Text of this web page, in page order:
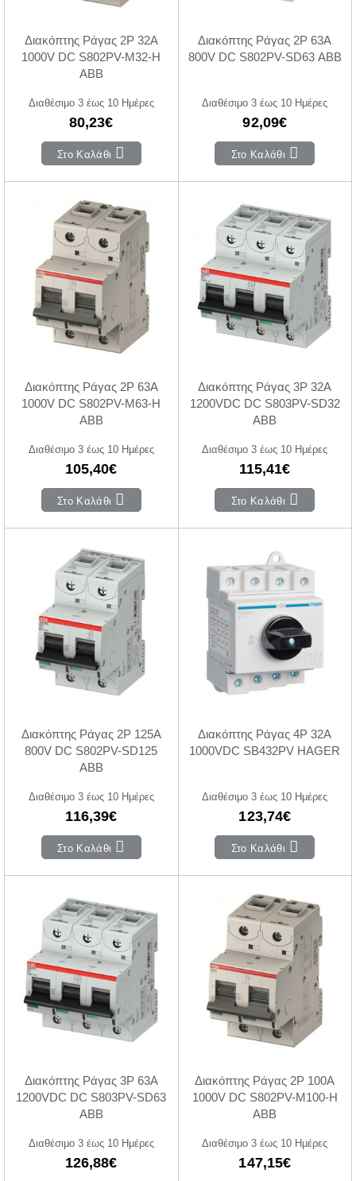
Διακόπτης Ράγας 2P 32A
1000V DC S802PV-M32-H
ABB
Διαθέσιμο 3 έως 10 Ημέρες
80,23€
Στο Καλάθι
Διακόπτης Ράγας 2P 63A
800V DC S802PV-SD63 ABB
Διαθέσιμο 3 έως 10 Ημέρες
92,09€
Στο Καλάθι
Διακόπτης Ράγας 2P 63A
1000V DC S802PV-M63-H
ABB
Διαθέσιμο 3 έως 10 Ημέρες
105,40€
Στο Καλάθι
Διακόπτης Ράγας 3P 32A
1200VDC DC S803PV-SD32
ABB
Διαθέσιμο 3 έως 10 Ημέρες
115,41€
Στο Καλάθι
Διακόπτης Ράγας 2P 125A
800V DC S802PV-SD125
ABB
Διαθέσιμο 3 έως 10 Ημέρες
116,39€
Στο Καλάθι
Διακόπτης Ράγας 4P 32Α
1000VDC SB432PV HAGER
Διαθέσιμο 3 έως 10 Ημέρες
123,74€
Στο Καλάθι
Διακόπτης Ράγας 3P 63A
1200VDC DC S803PV-SD63
ABB
Διαθέσιμο 3 έως 10 Ημέρες
126,88€
Διακόπτης Ράγας 2P 100A
1000V DC S802PV-M100-H
ABB
Διαθέσιμο 3 έως 10 Ημέρες
147,15€